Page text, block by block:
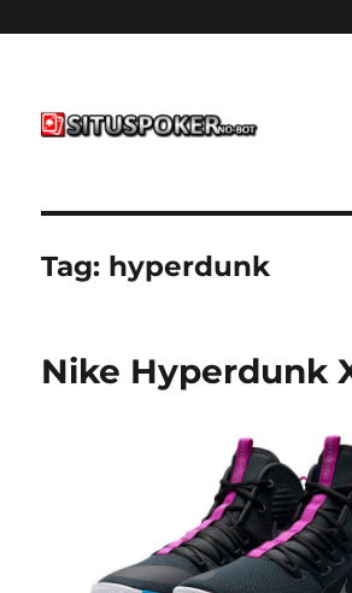
Tag: hyperdunk
Nike Hyperdunk